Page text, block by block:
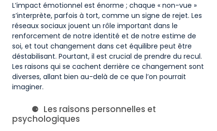
L’impact émotionnel est énorme ; chaque « non-vue »
s’interprète, parfois à tort, comme un signe de rejet. Les
réseaux sociaux jouent un rôle important dans le
renforcement de notre identité et de notre estime de
soi, et tout changement dans cet équilibre peut être
déstabilisant. Pourtant, il est crucial de prendre du recul.
Les raisons qui se cachent derrière ce changement sont
diverses, allant bien au-delà de ce que l’on pourrait
imaginer.
Les raisons personnelles et
psychologiques